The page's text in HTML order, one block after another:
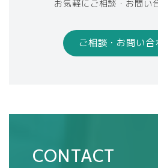
お気軽にご相談・お問い
ご相談・お問い合
CONTACT